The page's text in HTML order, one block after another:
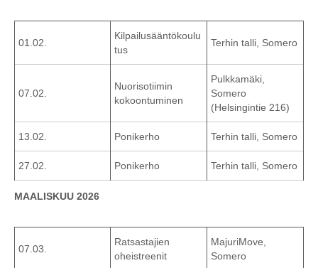
01.02.
Kilpailusääntökoulu
tus
Terhin talli, Somero
07.02.
Nuorisotiimin
kokoontuminen
Pulkkamäki,
Somero
(Helsingintie 216)
13.02. Ponikerho Terhin talli, Somero
27.02. Ponikerho Terhin talli, Somero
MAALISKUU 2026
07.03.
Ratsastajien
oheistreenit
MajuriMove,
Somero